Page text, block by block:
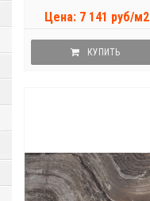
Цена: 7 141 руб/м2
КУПИТЬ